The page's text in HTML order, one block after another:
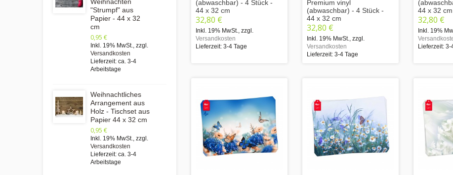
(abwaschbar) - 4 Stück -
44 x 32 cm
32,80 €
Inkl. 19% MwSt. zzgl.
Versandkosten
Lieferzeit: 3-4 Tage
Premium vinyl
(abwaschbar) - 4 Stück -
44 x 32 cm
32,80 €
Inkl. 19% MwSt. zzgl.
Versandkosten
Lieferzeit: 3-4 Tage
44 x 32 cm
32,80 €
Inkl. 19%
Lieferzeit: 3-
"Strumpf" aus
Papier - 44 x 32
cm
0,95 €
Inkl. 19% MwSt., zzgl.
Versandkosten
Lieferzeit: ca. 3-4
Arbeitstage
Weihnachtliches
Arrangement aus
Holz - Tischset aus
Papier 44 x 32 cm
0,95 €
Inkl. 19% MwSt., zzgl.
Versandkosten
Lieferzeit: ca. 3-4
Arbeitstage